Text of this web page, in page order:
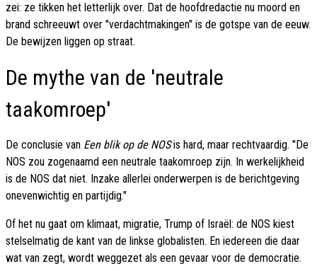
zei: ze tikken het letterlijk over. Dat de hoofdredactie nu moord en
brand schreeuwt over "verdachtmakingen" is de gotspe van de eeuw.
De bewijzen liggen op straat.
De mythe van de 'neutrale
taakomroep'
De conclusie van Een blik op de NOSis hard, maar rechtvaardig. "De
NOS zou zogenaamd een neutrale taakomroep zijn. In werkelijkheid
is de NOS dat niet. Inzake allerlei onderwerpen is de berichtgeving
onevenwichtig en partijdig."
Of het nu gaat om klimaat, migratie, Trump of Israël: de NOS kiest
stelselmatig de kant van de linkse globalisten. En iedereen die daar
wat van zegt, wordt weggezet als een gevaar voor de democratie.